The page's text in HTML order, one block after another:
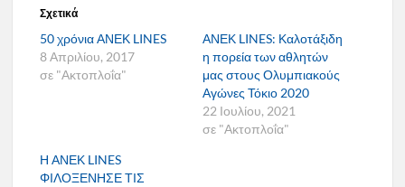
Σχετικά
50 χρόνια ΑΝΕΚ LINES
8 Απριλίου, 2017
σε "Ακτοπλοΐα"
ΑΝΕΚ LINES: Καλοτάξιδη
η πορεία των αθλητών
μας στους Ολυμπιακούς
Αγώνες Τόκιο 2020
22 Ιουλίου, 2021
σε "Ακτοπλοΐα"
Η ΑΝΕΚ LINES
ΦΙΛΟΞΕΝΗΣΕ ΤΙΣ